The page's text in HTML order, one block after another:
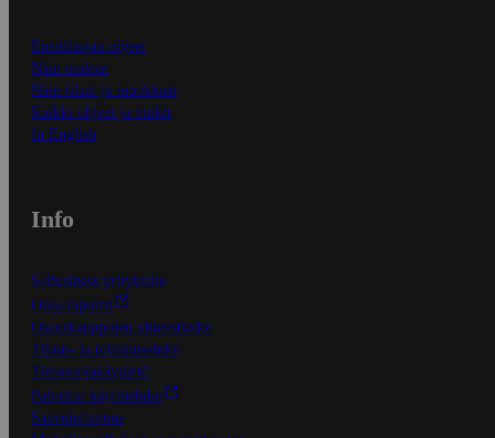
Ensitilaajan ohjeet
Näin maksat
Näin tilaat ja muokkaat
Kaikki ohjeet ja vinkit
In English
Info
S-Business yrityksille
Oiva-raportit
Osuuskauppojen yhteystiedot
Tilaus- ja toimitusehdot
Tietosuojakäytäntö
Palvelun käyttöehdot
Saavutettavuus